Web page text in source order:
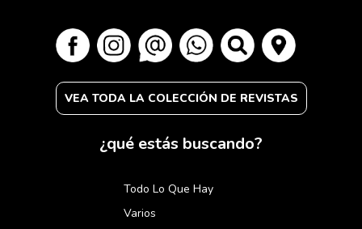
VEA TODA LA COLECCIÓN DE REVISTAS
¿qué estás buscando?
Todo Lo Que Hay
Varios